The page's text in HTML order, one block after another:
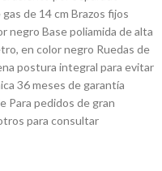
de 14 cm Brazos fijos
negro Base poliamida de alta
en color negro Ruedas de
postura integral para evitar
36 meses de garantía
Para pedidos de gran
para consultar